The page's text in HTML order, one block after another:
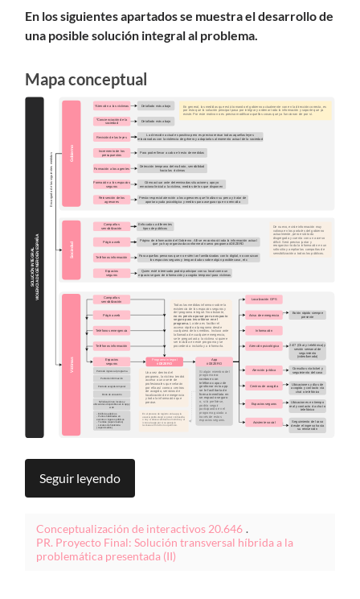
En los siguientes apartados se muestra el desarrollo de
una posible solución integral al problema.
Mapa conceptual
Seguir leyendo
Conceptualización de interactivos 20.646 .
PR. Proyecto Final: Solución transversal híbrida a la
problemática presentada (II)